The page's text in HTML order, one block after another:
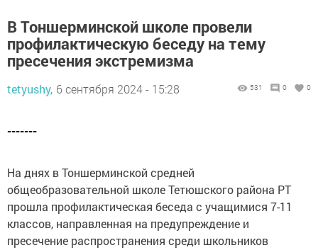
В Тоншерминской школе провели
профилактическую беседу на тему
пресечения экстремизма
tetyushy, 6 сентября 2024 - 15:28 531 0 0
-------
На днях в Тоншерминской средней
общеобразовательной школе Тетюшского района РТ
прошла профилактическая беседа с учащимися 7-11
классов, направленная на предупреждение и
пресечение распространения среди школьников